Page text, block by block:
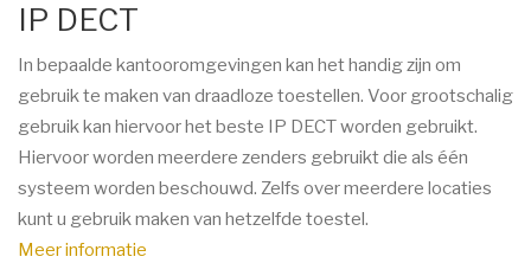
IP DECT
In bepaalde kantooromgevingen kan het handig zijn om
gebruik te maken van draadloze toestellen. Voor grootschalig
gebruik kan hiervoor het beste IP DECT worden gebruikt.
Hiervoor worden meerdere zenders gebruikt die als één
systeem worden beschouwd. Zelfs over meerdere locaties
kunt u gebruik maken van hetzelfde toestel.
Meer informatie